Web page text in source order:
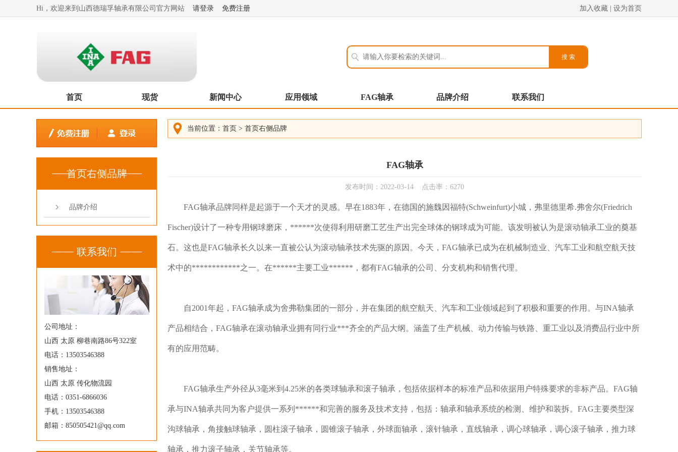
Hi，欢迎来到山西德瑞孚轴承有限公司官方网站 请登录 免费注册 加入收藏 设为首页
首页 现货 新闻中心 应用领域 FAG轴承 品牌介绍 联系我们
首页右侧品牌
品牌介绍
联系我们
公司地址：
山西 太原 柳巷南路86号322室
电话：13503546388
销售地址：
山西 太原 传化物流园
电话：0351-6866036
手机：13503546388
邮箱：850505421@qq.com
当前位置： 首页 > 首页右侧品牌
FAG轴承
发布时间：2022-03-14 点击率：6270
FAG轴承品牌同样是起源于一个天才的灵感。早在1883年，在德国的施魏因福特(Schweinfurt)小城，弗里德里希.弗舍尔(Friedrich
Fischer)设计了一种专用钢球磨床，******次使得利用研磨工艺生产出完全球体的钢球成为可能。该发明被认为是滚动轴承工业的奠基
石。这也是FAG轴承长久以来一直被公认为滚动轴承技术先驱的原因。今天，FAG轴承已成为在机械制造业、汽车工业和航空航天技
术中的************之一。在******主要工业******，都有FAG轴承的公司、分支机构和销售代理。
自2001年起，FAG轴承成为舍弗勒集团的一部分，并在集团的航空航天、汽车和工业领域起到了积极和重要的作用。与INA轴承
产品相结合，FAG轴承在滚动轴承业拥有同行业***齐全的产品大纲。涵盖了生产机械、动力传输与铁路、重工业以及消费品行业中所
有的应用范畴。
FAG轴承生产外径从3毫米到4.25米的各类球轴承和滚子轴承，包括依据样本的标准产品和依据用户特殊要求的非标产品。FAG轴
承与INA轴承共同为客户提供一系列******和完善的服务及技术支持，包括：轴承和轴承系统的检测、维护和装拆。FAG主要类型深
沟球轴承，角接触球轴承，圆柱滚子轴承，圆锥滚子轴承，外球面轴承，滚针轴承，直线轴承，调心球轴承，调心滚子轴承，推力球
轴承，推力滚子轴承，关节轴承等。